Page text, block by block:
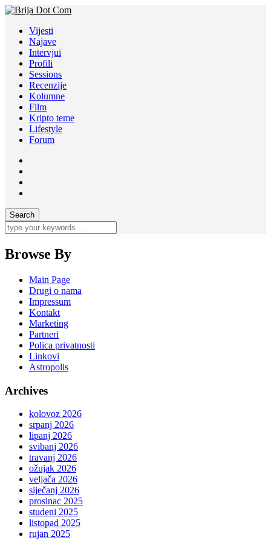
Vijesti
Najave
Intervjui
Profili
Sessions
Recenzije
Kolumne
Film
Kripto teme
Lifestyle
Forum
Browse By
Main Page
Drugi o nama
Impressum
Kontakt
Marketing
Partneri
Polica privatnosti
Linkovi
Astropolis
Archives
kolovoz 2026
srpanj 2026
lipanj 2026
svibanj 2026
travanj 2026
ožujak 2026
veljača 2026
siječanj 2026
prosinac 2025
studeni 2025
listopad 2025
rujan 2025